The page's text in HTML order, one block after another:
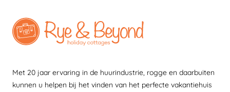
Met 20 jaar ervaring in de huurindustrie, rogge en daarbuiten
kunnen u helpen bij het vinden van het perfecte vakantiehuis